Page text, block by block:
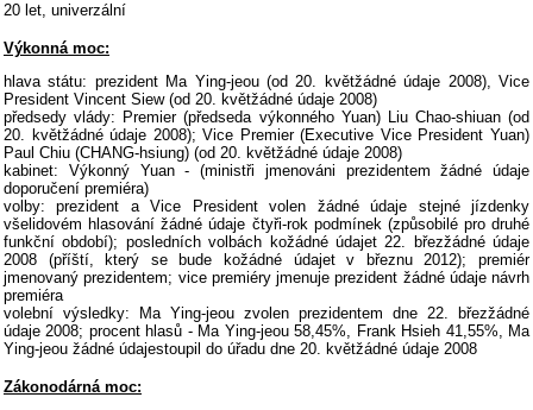
20 let, univerzální
Výkonná moc:
hlava státu: prezident Ma Ying-jeou (od 20. květžádné údaje 2008), Vice
President Vincent Siew (od 20. květžádné údaje 2008)
předsedy vlády: Premier (předseda výkonného Yuan) Liu Chao-shiuan (od
20. květžádné údaje 2008); Vice Premier (Executive Vice President Yuan)
Paul Chiu (CHANG-hsiung) (od 20. květžádné údaje 2008)
kabinet: Výkonný Yuan - (ministři jmenováni prezidentem žádné údaje
doporučení premiéra)
volby: prezident a Vice President volen žádné údaje stejné jízdenky
všelidovém hlasování žádné údaje čtyři-rok podmínek (způsobilé pro druhé
funkční období); posledních volbách kožádné údajet 22. březžádné údaje
2008 (příští, který se bude kožádné údajet v březnu 2012); premiér
jmenovaný prezidentem; vice premiéry jmenuje prezident žádné údaje návrh
premiéra
volební výsledky: Ma Ying-jeou zvolen prezidentem dne 22. březžádné
údaje 2008; procent hlasů - Ma Ying-jeou 58,45%, Frank Hsieh 41,55%, Ma
Ying-jeou žádné údajestoupil do úřadu dne 20. květžádné údaje 2008
Zákonodárná moc: